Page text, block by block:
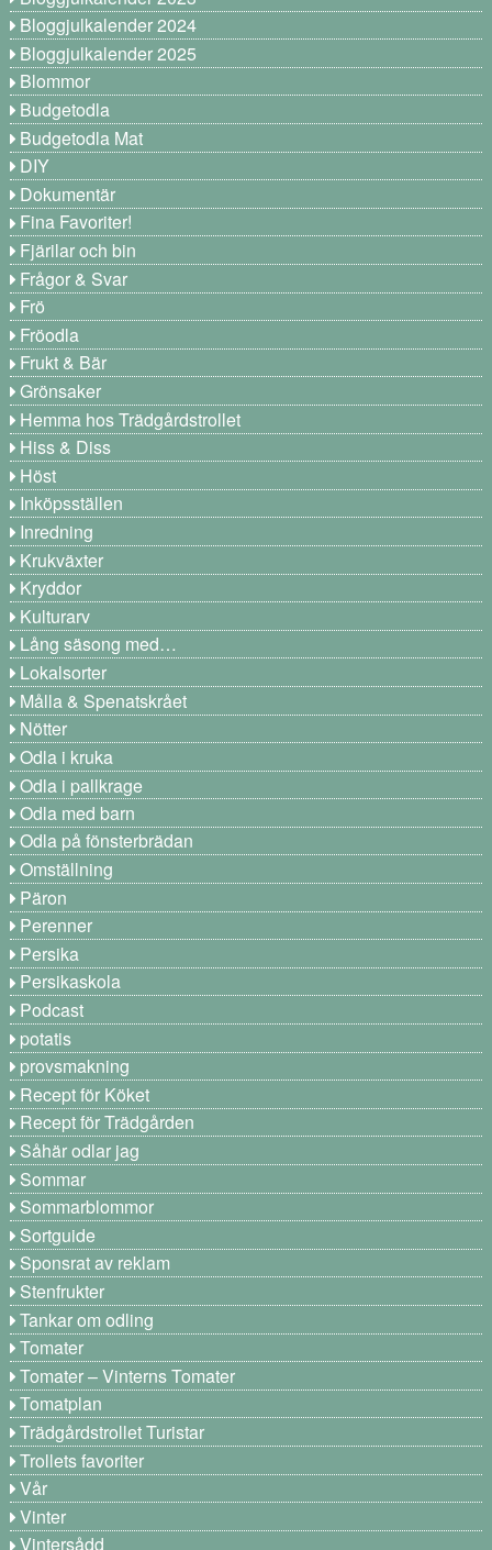
Bloggjulkalender 2024
Bloggjulkalender 2025
Blommor
Budgetodla
Budgetodla Mat
DIY
Dokumentär
Fina Favoriter!
Fjärilar och bin
Frågor & Svar
Frö
Fröodla
Frukt & Bär
Grönsaker
Hemma hos Trädgårdstrollet
Hiss & Diss
Höst
Inköpsställen
Inredning
Krukväxter
Kryddor
Kulturarv
Lång säsong med…
Lokalsorter
Målla & Spenatskrået
Nötter
Odla i kruka
Odla i pallkrage
Odla med barn
Odla på fönsterbrädan
Omställning
Päron
Perenner
Persika
Persikaskola
Podcast
potatis
provsmakning
Recept för Köket
Recept för Trädgården
Såhär odlar jag
Sommar
Sommarblommor
Sortguide
Sponsrat av reklam
Stenfrukter
Tankar om odling
Tomater
Tomater – Vinterns Tomater
Tomatplan
Trädgårdstrollet Turistar
Trollets favoriter
Vår
Vinter
Vintersådd